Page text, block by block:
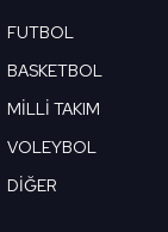
FUTBOL
BASKETBOL
MİLLİ TAKIM
VOLEYBOL
DİĞER